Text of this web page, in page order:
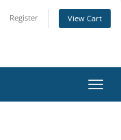
Register View Cart